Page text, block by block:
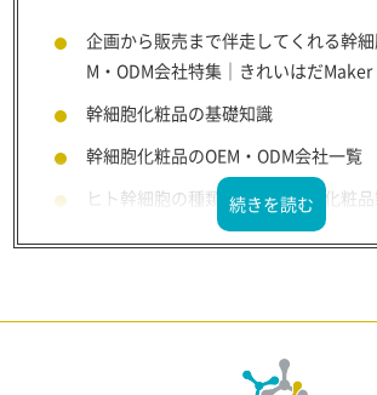
企画から販売まで伴走してくれる幹
M・ODM会社特集｜きれいはだMaker
幹細胞化粧品の基礎知識
幹細胞化粧品のOEM・ODM会社一覧
ヒト幹細胞の種類・その効果と化粧品
植物幹細胞の種類・その効果と化粧
剤型別：幹細胞化粧品の製造法や
販売業態別：幹細胞化粧品OEM